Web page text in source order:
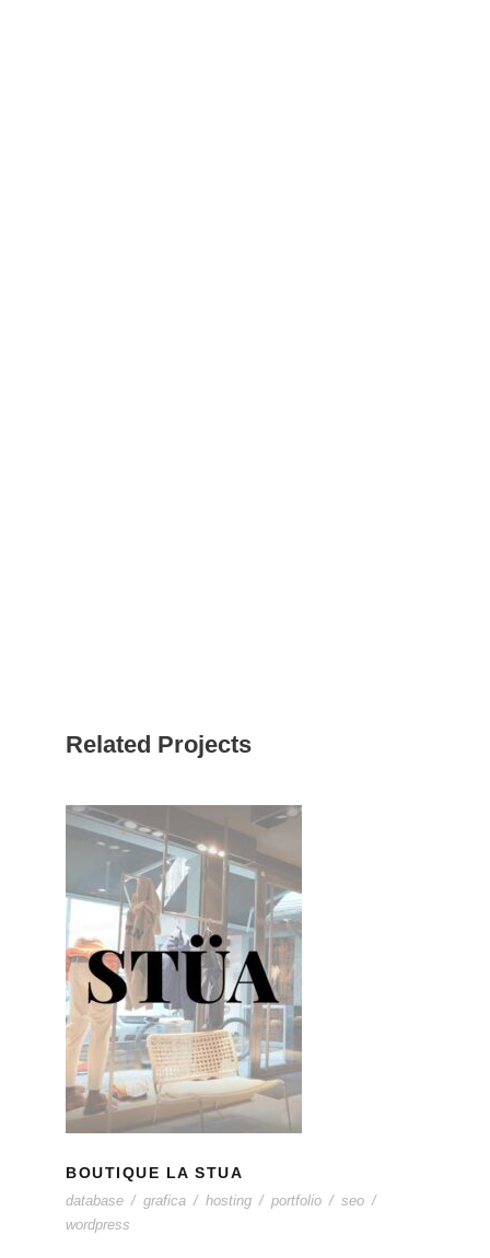
Related Projects
BOUTIQUE LA STUA
BOUTIQUE LA STUA
database / grafica / hosting / portfolio / seo /
wordpress